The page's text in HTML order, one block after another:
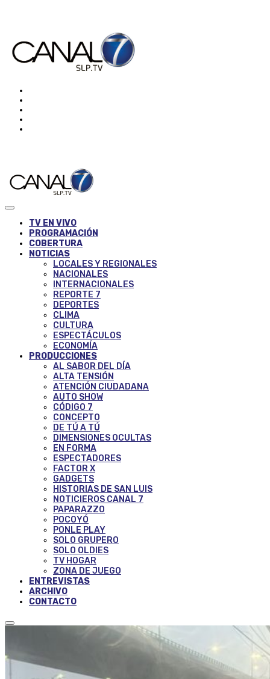
TV EN VIVO
PROGRAMACIÓN
COBERTURA
NOTICIAS
LOCALES Y REGIONALES
NACIONALES
INTERNACIONALES
REPORTE 7
DEPORTES
CLIMA
CULTURA
ESPECTÁCULOS
ECONOMÍA
PRODUCCIONES
AL SABOR DEL DÍA
ALTA TENSIÓN
ATENCIÓN CIUDADANA
AUTO SHOW
CÓDIGO 7
CONCEPTO
DE TÚ A TÚ
DIMENSIONES OCULTAS
EN FORMA
ESPECTADORES
FACTOR X
GADGETS
HISTORIAS DE SAN LUIS
NOTICIEROS CANAL 7
PAPARAZZO
POCOYÓ
PONLE PLAY
SOLO GRUPERO
SOLO OLDIES
TV HOGAR
ZONA DE JUEGO
ENTREVISTAS
ARCHIVO
CONTACTO